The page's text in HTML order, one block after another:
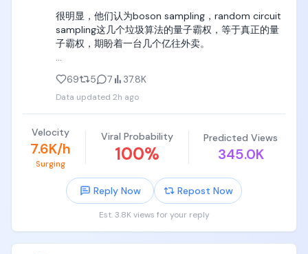
很明显，他们认为boson sampling，random circuit
sampling这几个垃圾算法的量子霸权，等于真正的量
子霸权，期盼着一台几个亿往外卖。
爆发的真正节点，以及为什么现在量子霸权都是骗
局。
可惜的是， 不仅Google所有高层都被骗了，中国国务
院工信部的一小部分人也被骗了，都决定继续烧钱在
一大堆光量子、超导等等各种路径的200多qubit的量
子计算机里实现boson sampling、random circuit
sampling这些垃圾算法里实现霸权，继续造完美条件
下的垃圾算法专用qubit电路。
我反反复复讲过一个定律，
69 5 7 37.8K
Data updated 2h ago
Velocity
7.6K/h
Surging
Viral Probability
100%
Predicted Views
345.0K
Reply Now Repost Now
Est. 3.8K views for your reply